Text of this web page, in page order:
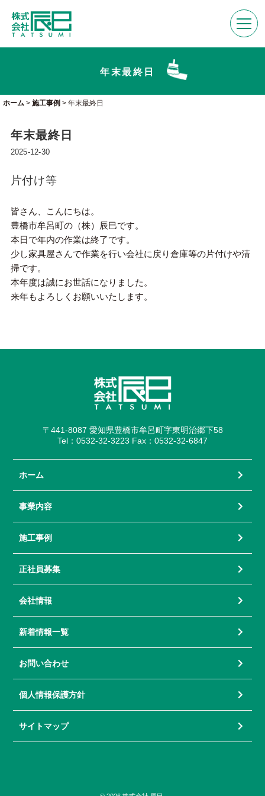
年末最終日
ホーム > 施工事例 > 年末最終日
年末最終日
2025-12-30
片付け等
皆さん、こんにちは。
豊橋市牟呂町の（株）辰巳です。
本日で年内の作業は終了です。
少し家具屋さんで作業を行い会社に戻り倉庫等の片付けや清
掃です。
本年度は誠にお世話になりました。
来年もよろしくお願いいたします。
〒441-8087 愛知県豊橋市牟呂町字東明治郷下58
Tel：0532-32-3223 Fax：0532-32-6847
ホーム
事業内容
施工事例
正社員募集
会社情報
新着情報一覧
お問い合わせ
個人情報保護方針
サイトマップ